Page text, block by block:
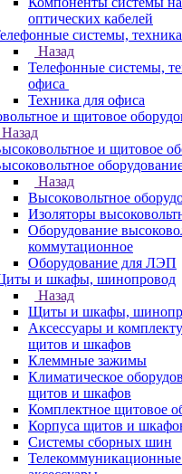
оптических кабелей
системы,
Назад
Телефонные системы,
офиса
Техника для офиса
и щитовое
Назад
и щитовое
Назад
Высоковольтное
Изоляторы
Оборудование
коммутационное
Оборудование для ЛЭП
и шкафы, шинопровод
Назад
Щиты и шкафы,
Аксессуары и
щитов и шкафов
Клеммные зажимы
Климатическое
щитов и шкафов
Комплектное щитовое
Корпуса щитов и
Системы сборных шин